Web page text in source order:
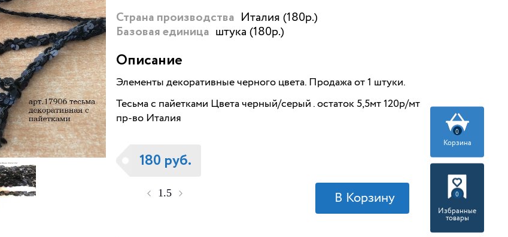
Страна производства Италия (180р.)
Базовая единица штука (180р.)
Описание
Элементы декоративные черного цвета. Продажа от 1 штуки.
Тесьма с пайетками Цвета черный/серый . остаток 5,5мт 120р/мт
пр-во Италия
180 руб.
0
Корзина
0
Избранные
товары